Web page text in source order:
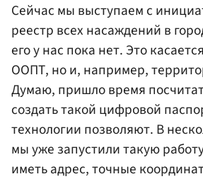
Сейчас мы выступаем с
реестр всех насаждений в
его у нас пока нет. Это
ООПТ, но и, например,
Думаю, пришло время
создать такой цифровой
технологии позволяют. В
мы уже запустили такую
иметь адрес, точные